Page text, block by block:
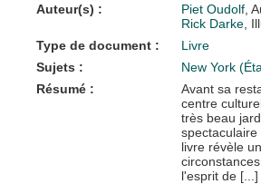
Auteur(s) : Piet Oudolf,
Rick Darke,
Type de document :
Livre
Sujets :
New York
Résumé :
Avant sa
centre
très beau
livre révèle
l'esprit de [...]